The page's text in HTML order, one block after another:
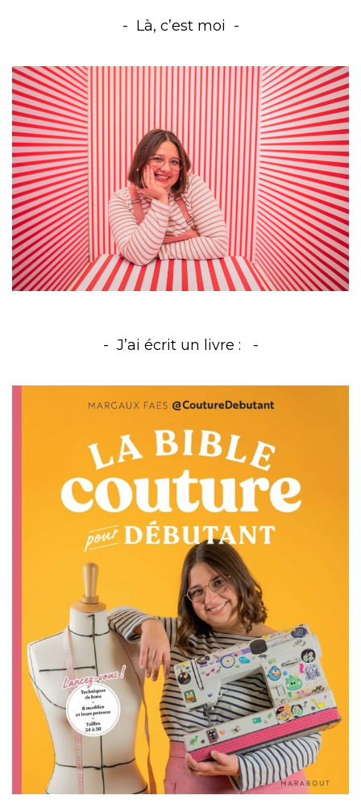
Là, c’est moi
J’ai écrit un livre :